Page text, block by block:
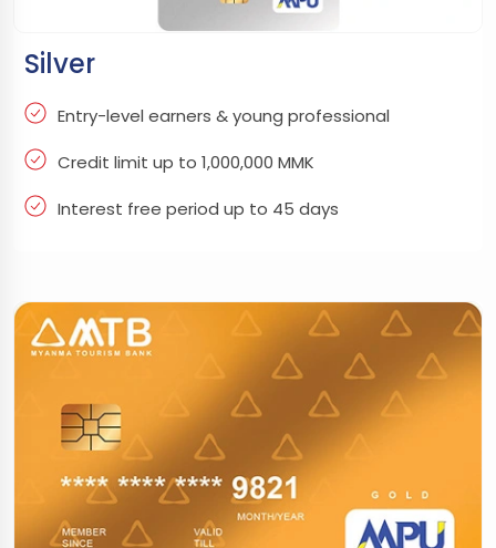
Silver
Entry-level earners & young professional
Credit limit up to 1,000,000 MMK
Interest free period up to 45 days